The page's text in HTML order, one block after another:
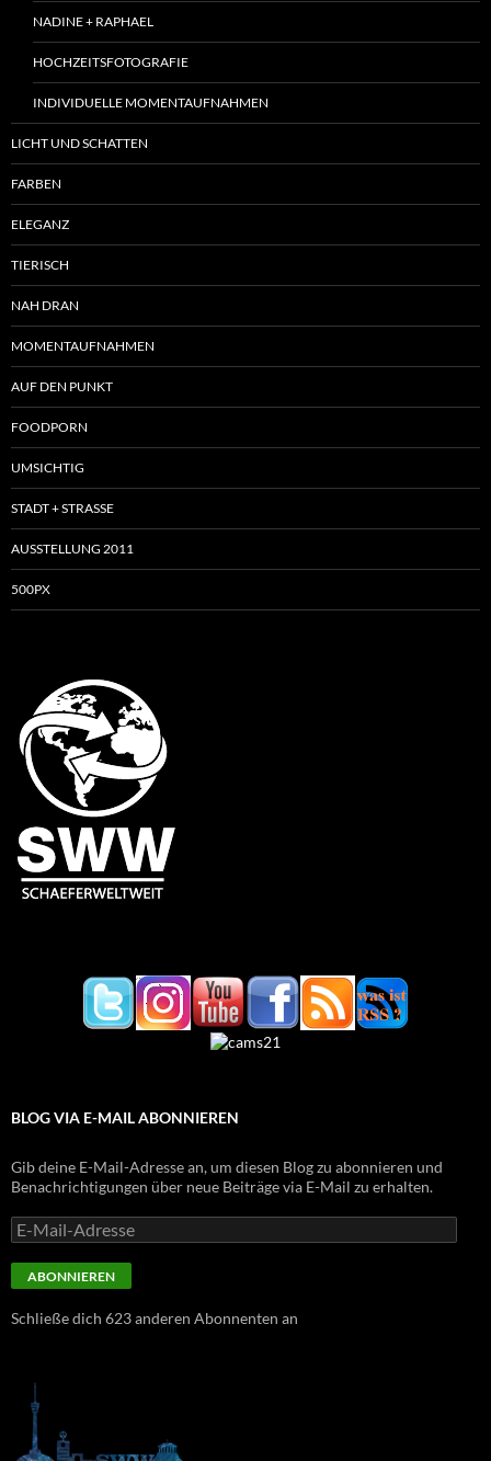
NADINE + RAPHAEL
HOCHZEITSFOTOGRAFIE
INDIVIDUELLE MOMENTAUFNAHMEN
LICHT UND SCHATTEN
FARBEN
ELEGANZ
TIERISCH
NAH DRAN
MOMENTAUFNAHMEN
AUF DEN PUNKT
FOODPORN
UMSICHTIG
STADT + STRASSE
AUSSTELLUNG 2011
500PX
BLOG VIA E-MAIL ABONNIEREN
Gib deine E-Mail-Adresse an, um diesen Blog zu abonnieren und
Benachrichtigungen über neue Beiträge via E-Mail zu erhalten.
E-
Mail-
Adresse
ABONNIEREN
Schließe dich 623 anderen Abonnenten an